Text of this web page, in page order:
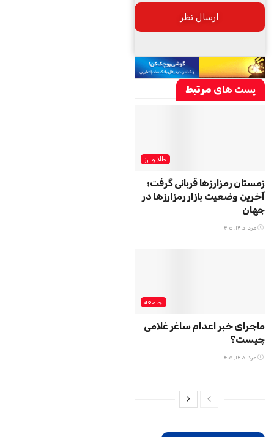
پست های مرتبط
طلا و ارز
زمستان رمزارزها قربانی گرفت؛
آخرین وضعیت بازار رمزارزها در
جهان
مرداد ۱۴, ۱۴۰۵
جامعه
ماجرای خبر اعدام ساغر غلامی
چیست؟
مرداد ۱۴, ۱۴۰۵